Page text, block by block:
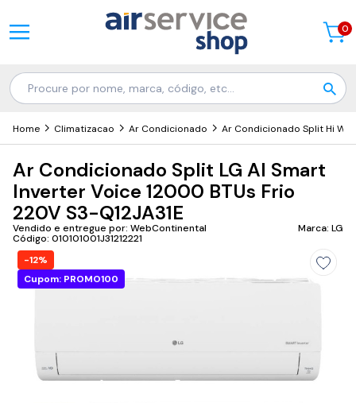
0
Home Climatizacao Ar Condicionado Ar Condicionado Split Hi Wall
Ar Condicionado Split LG AI Smart
Inverter Voice 12000 BTUs Frio
220V S3-Q12JA31E
Vendido e entregue por: WebContinental
Marca: LG
Código: 010101001J31212221
-12%
Cupom: PROMO100